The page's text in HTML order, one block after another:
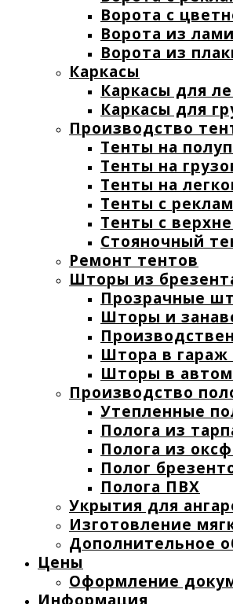
Ворота с
Ворота из
Ворота из
Каркасы
Каркасы для
Каркасы для
Производство
Тенты на
Тенты на
Тенты на
Тенты с
Тенты с
Стояночный
Ремонт тентов
Шторы из
Прозрачные
Шторы и
Штора в гараж
Шторы в
Производство
Утепленные
Полога из
Полога из
Полог
Полога ПВХ
Укрытия для
Изготовление
Дополнительное
Цены
Оформление